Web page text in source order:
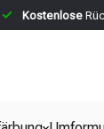
Kostenlose